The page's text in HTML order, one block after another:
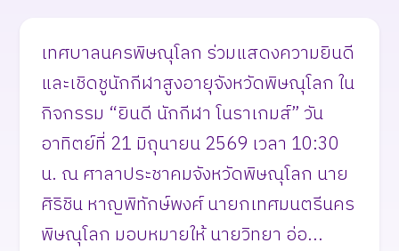
เทศบาลนครพิษณุโลก ร่วมแสดงความยินดี
และเชิดชูนักกีฬาสูงอายุจังหวัดพิษณุโลก ใน
กิจกรรม “ยินดี นักกีฬา โนราเกมส์” วัน
อาทิตย์ที่ 21 มิถุนายน 2569 เวลา 10:30
น. ณ ศาลาประชาคมจังหวัดพิษณุโลก นาย
ศิริชิน หาญพิทักษ์พงศ์ นายกเทศมนตรีนคร
พิษณุโลก มอบหมายให้ นายวิทยา อ่อ...